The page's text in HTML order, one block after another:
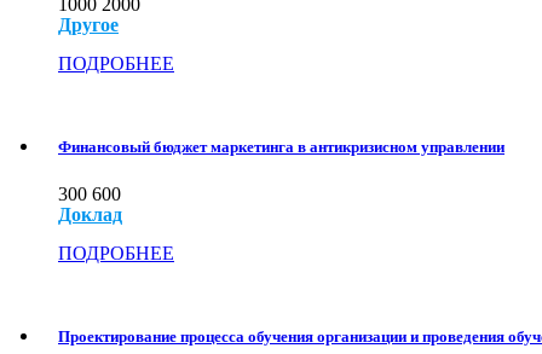
Другое
ПОДРОБНЕЕ
Финансовый бюджет маркетинга в антикризисном управлении
300 600
Доклад
ПОДРОБНЕЕ
Проектирование процесса обучения организации и проведения